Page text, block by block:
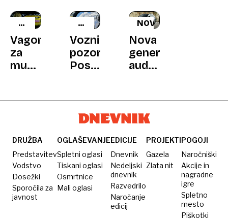
AVTOMOBILI
POPULARNI
KULTURI,
13.
Vagon
za
muce
Gaga,
Quentina
Tarantina
NA
HRVAŠKEM
Vozniki,
pozor!
Postavili
radarskih
ohišij,
seznam
lokacij
NOVOST
Nova
generacija
audi
dizlom
DRUŽBA
Predstavitev
Vodstvo
Dosežki
Sporočila za
javnost
OGLAŠEVANJE
Spletni oglasi
Tiskani oglasi
Osmrtnice
Mali oglasi
EDICIJE
Dnevnik
Nedeljski
dnevnik
Razvedrilo
Naročanje
edicij
PROJEKTI
Gazela
Zlata nit
POGOJI
Naročniški
Akcije in
nagradne
igre
Spletno
mesto
Piškotki